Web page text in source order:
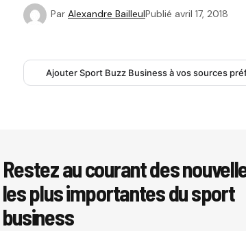
Par Alexandre BailleulPublié avril 17, 2018
Ajouter Sport Buzz Business à vos sources
Restez au courant des
les plus importantes du sport
business